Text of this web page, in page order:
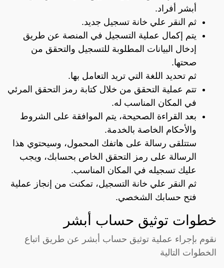
أبشر أفراد.
ثم النقر علي خانة تسجيل جديد.
يتم إكمال عملية التسجيل في المنصة عن طريق
إدخال البيانات المطلوبة للتسجيل والتحقق من
صحتها.
ثم تحديد اللغة التي تريد التعامل بها.
تتم عملية التحقق من خلال كتابة رمز التحقق المرئي
في المكان المناسب له.
بعد القراءة الصحيحة، يتم الموافقة على الشروط
والأحكام الخاصة بالخدمة.
ستتلقى رسالة على هاتفك المحمول، وسيحتوي هذا
الرسالة على رمز التحقق الخاص بحسابك، ويجب
عليك تسجيله في المكان المناسب.
ثم النقر علي خانة التسجيل، تمكنت من إنجاز عملية
فتح حسابك الشخصي.
خطوات توثيق حساب أبشر
نقوم بإجراء عملية توثيق حساب أبشر عن طريق اتباع
الخطوات التالية